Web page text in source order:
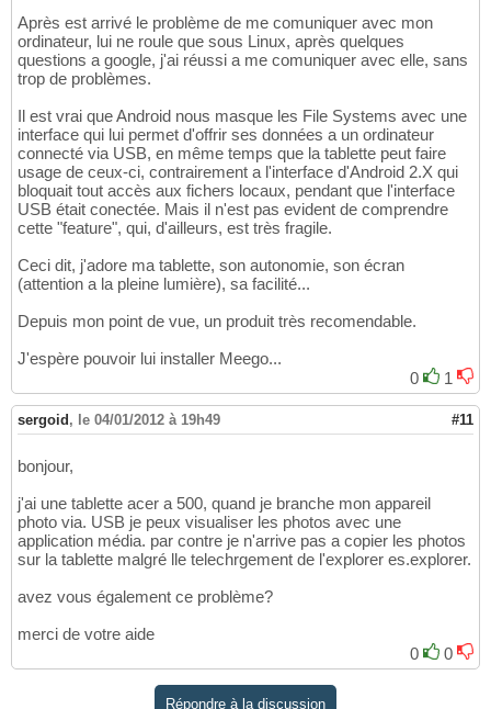
Après est arrivé le problème de me comuniquer avec mon
ordinateur, lui ne roule que sous Linux, après quelques
questions a google, j'ai réussi a me comuniquer avec elle, sans
trop de problèmes.
Il est vrai que Android nous masque les File Systems avec une
interface qui lui permet d'offrir ses données a un ordinateur
connecté via USB, en même temps que la tablette peut faire
usage de ceux-ci, contrairement a l'interface d'Android 2.X qui
bloquait tout accès aux fichers locaux, pendant que l'interface
USB était conectée. Mais il n'est pas evident de comprendre
cette "feature", qui, d'ailleurs, est très fragile.
Ceci dit, j'adore ma tablette, son autonomie, son écran
(attention a la pleine lumière), sa facilité...
Depuis mon point de vue, un produit très recomendable.
J'espère pouvoir lui installer Meego...
0
1
sergoid , le 04/01/2012 à 19h49 #11
bonjour,
j'ai une tablette acer a 500, quand je branche mon appareil
photo via. USB je peux visualiser les photos avec une
application média. par contre je n'arrive pas a copier les photos
sur la tablette malgré lle telechrgement de l'explorer es.explorer.
avez vous également ce problème?
merci de votre aide
0
0
Répondre à la discussion